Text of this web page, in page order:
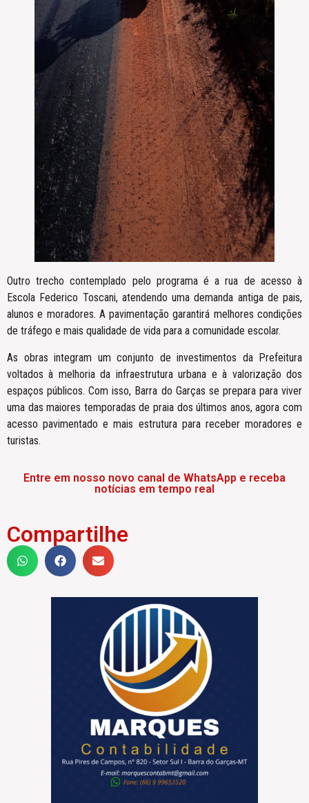
Outro trecho contemplado pelo programa é a rua de acesso à
Escola Federico Toscani, atendendo uma demanda antiga de pais,
alunos e moradores. A pavimentação garantirá melhores condições
de tráfego e mais qualidade de vida para a comunidade escolar.
As obras integram um conjunto de investimentos da Prefeitura
voltados à melhoria da infraestrutura urbana e à valorização dos
espaços públicos. Com isso, Barra do Garças se prepara para viver
uma das maiores temporadas de praia dos últimos anos, agora com
acesso pavimentado e mais estrutura para receber moradores e
turistas.
Entre em nosso novo canal de WhatsApp e receba
notícias em tempo real
Compartilhe